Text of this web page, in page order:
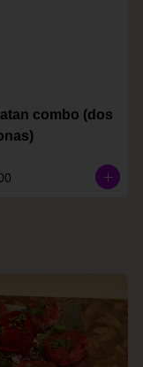
combo (dos